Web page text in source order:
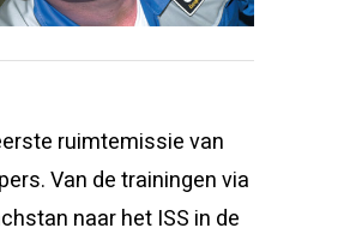
ruimtemissie van
Van de trainingen via
naar het ISS in de